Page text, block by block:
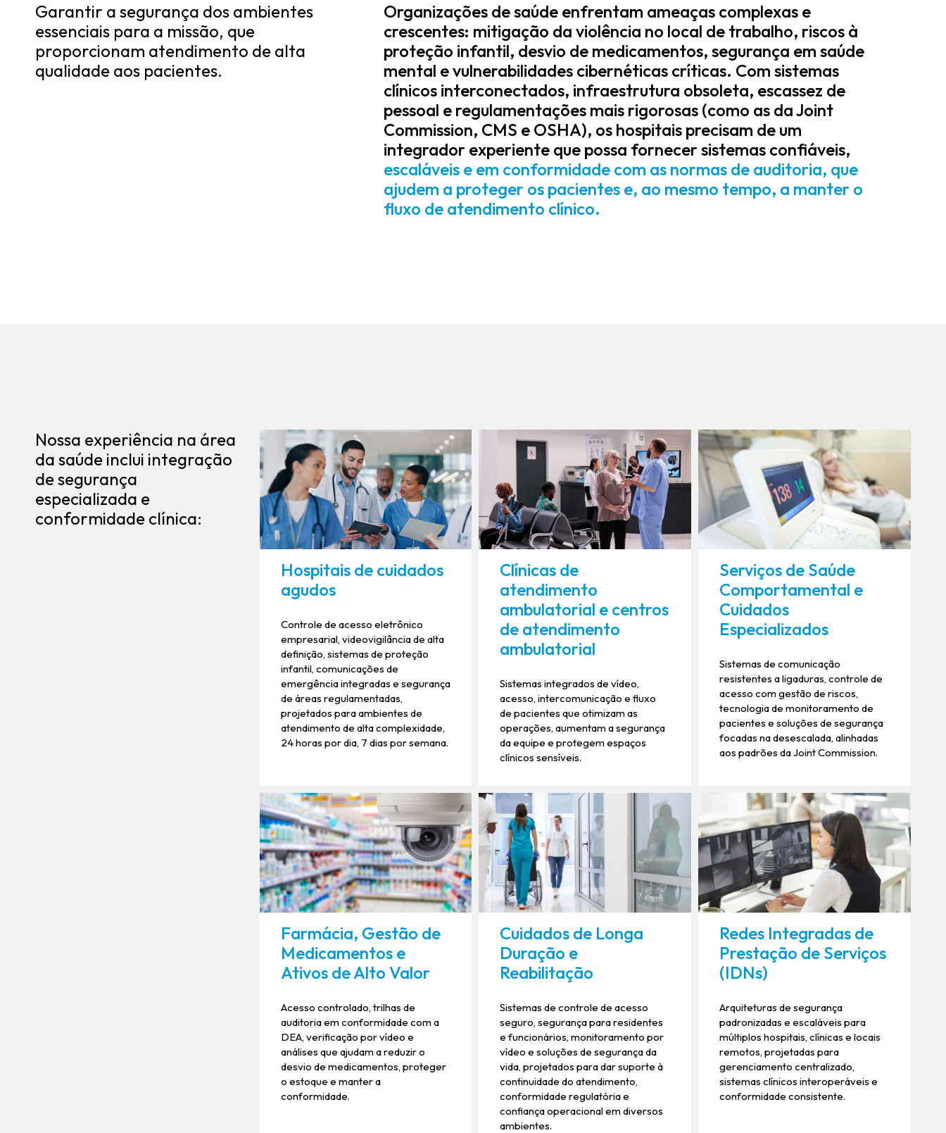
Garantir a segurança dos ambientes
essenciais para a missão, que
proporcionam atendimento de alta
qualidade aos pacientes.
Organizações de saúde enfrentam ameaças complexas e
crescentes: mitigação da violência no local de trabalho, riscos à
proteção infantil, desvio de medicamentos, segurança em saúde
mental e vulnerabilidades cibernéticas críticas. Com sistemas
clínicos interconectados, infraestrutura obsoleta, escassez de
pessoal e regulamentações mais rigorosas (como as da Joint
Commission, CMS e OSHA), os hospitais precisam de um
integrador experiente que possa fornecer sistemas confiáveis,
escaláveis ​​e em conformidade com as normas de auditoria, que
ajudem a proteger os pacientes e, ao mesmo tempo, a manter o
fluxo de atendimento clínico.
Nossa experiência na área
da saúde inclui integração
de segurança
especializada e
conformidade clínica:
Hospitais de cuidados
agudos
Controle de acesso eletrônico
empresarial, videovigilância de alta
definição, sistemas de proteção
infantil, comunicações de
emergência integradas e segurança
de áreas regulamentadas,
projetados para ambientes de
atendimento de alta complexidade,
24 horas por dia, 7 dias por semana.
Clínicas de
atendimento
ambulatorial e centros
de atendimento
ambulatorial
Sistemas integrados de vídeo,
acesso, intercomunicação e fluxo
de pacientes que otimizam as
operações, aumentam a segurança
da equipe e protegem espaços
clínicos sensíveis.
Serviços de Saúde
Comportamental e
Cuidados
Especializados
Sistemas de comunicação
resistentes a ligaduras, controle de
acesso com gestão de riscos,
tecnologia de monitoramento de
pacientes e soluções de segurança
focadas na desescalada, alinhadas
aos padrões da Joint Commission.
Farmácia, Gestão de
Medicamentos e
Ativos de Alto Valor
Acesso controlado, trilhas de
auditoria em conformidade com a
DEA, verificação por vídeo e
análises que ajudam a reduzir o
desvio de medicamentos, proteger
o estoque e manter a
conformidade.
Cuidados de Longa
Duração e
Reabilitação
Sistemas de controle de acesso
seguro, segurança para residentes
e funcionários, monitoramento por
vídeo e soluções de segurança da
vida, projetados para dar suporte à
continuidade do atendimento,
conformidade regulatória e
confiança operacional em diversos
ambientes.
Redes Integradas de
Prestação de Serviços
(IDNs)
Arquiteturas de segurança
padronizadas e escaláveis ​​para
múltiplos hospitais, clínicas e locais
remotos, projetadas para
gerenciamento centralizado,
sistemas clínicos interoperáveis ​​e
conformidade consistente.